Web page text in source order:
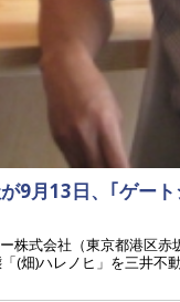
9月13日、｢ゲー
株式会社（東京都港区
(畑)ハレノヒ」を三井不